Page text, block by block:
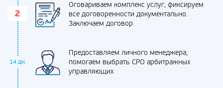
Оговариваем комплекс услуг, фиксируем
все договоренности документально.
Заключаем договор
14 дн.
Предоставляем личного менеджера,
помогаем выбрать СРО арбитражных
управляющих